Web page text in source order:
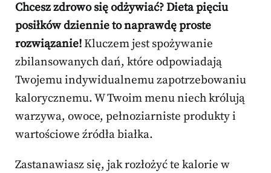
Chcesz zdrowo się odżywiać? Dieta pięciu
posiłków dziennie to naprawdę proste
rozwiązanie!Kluczem jest spożywanie
zbilansowanych dań, które odpowiadają
Twojemu indywidualnemu zapotrzebowaniu
kalorycznemu. W Twoim menu niech królują
warzywa, owoce, pełnoziarniste produkty i
wartościowe źródła białka.
Zastanawiasz się, jak rozłożyć te kalorie w